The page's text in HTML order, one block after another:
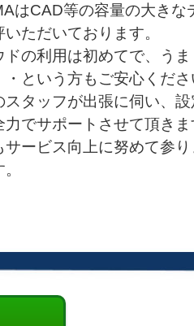
はCAD等の容量の大きな
いただいております。
ドの利用は初めてで、う
・という方もご安心くだ
スタッフが出張に伺い、
力でサポートさせて頂き
サービス向上に努めて参